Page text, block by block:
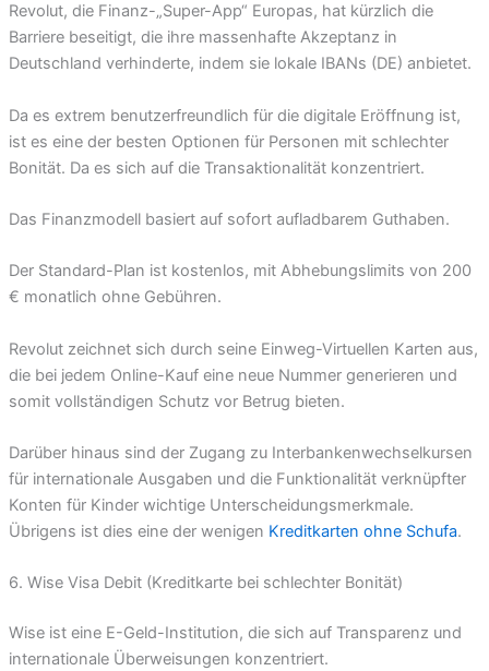
Revolut, die Finanz-„Super-App“ Europas, hat kürzlich die
Barriere beseitigt, die ihre massenhafte Akzeptanz in
Deutschland verhinderte, indem sie lokale IBANs (DE) anbietet.
Da es extrem benutzerfreundlich für die digitale Eröffnung ist,
ist es eine der besten Optionen für Personen mit schlechter
Bonität. Da es sich auf die Transaktionalität konzentriert.
Das Finanzmodell basiert auf sofort aufladbarem Guthaben.
Der Standard-Plan ist kostenlos, mit Abhebungslimits von 200
€ monatlich ohne Gebühren.
Revolut zeichnet sich durch seine Einweg-Virtuellen Karten aus,
die bei jedem Online-Kauf eine neue Nummer generieren und
somit vollständigen Schutz vor Betrug bieten.
Darüber hinaus sind der Zugang zu Interbankenwechselkursen
für internationale Ausgaben und die Funktionalität verknüpfter
Konten für Kinder wichtige Unterscheidungsmerkmale.
Übrigens ist dies eine der wenigen Kreditkarten ohne Schufa.
6. Wise Visa Debit (Kreditkarte bei schlechter Bonität)
Wise ist eine E-Geld-Institution, die sich auf Transparenz und
internationale Überweisungen konzentriert.